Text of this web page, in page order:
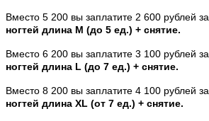
Вместо 5 200 вы заплатите 2 600 рублей за
ногтей длина M (до 5 ед.) + снятие.
Вместо 6 200 вы заплатите 3 100 рублей за
ногтей длина L (до 7 ед.) + снятие.
Вместо 8 200 вы заплатите 4 100 рублей за
ногтей длина XL (от 7 ед.) + снятие.